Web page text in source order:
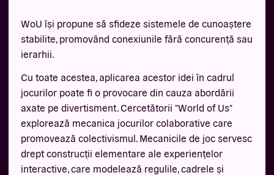
WoU își propune să sfideze sistemele de cunoaștere
stabilite, promovând conexiunile fără concurență sau
ierarhii.
Cu toate acestea, aplicarea acestor idei în cadrul
jocurilor poate fi o provocare din cauza abordării
axate pe divertisment. Cercetătorii "World of Us"
explorează mecanica jocurilor colaborative care
promovează colectivismul. Mecanicile de joc servesc
drept construcții elementare ale experiențelor
interactive, care modelează regulile, cadrele și